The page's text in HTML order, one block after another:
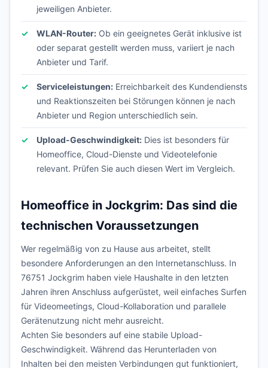
jeweiligen Anbieter.
WLAN-Router: Ob ein geeignetes Gerät inklusive ist
oder separat gestellt werden muss, variiert je nach
Anbieter und Tarif.
Serviceleistungen: Erreichbarkeit des Kundendiensts
und Reaktionszeiten bei Störungen können je nach
Anbieter und Region unterschiedlich sein.
Upload-Geschwindigkeit: Dies ist besonders für
Homeoffice, Cloud-Dienste und Videotelefonie
relevant. Prüfen Sie auch diesen Wert im Vergleich.
Homeoffice in Jockgrim: Das sind die
technischen Voraussetzungen
Wer regelmäßig von zu Hause aus arbeitet, stellt
besondere Anforderungen an den Internetanschluss. In
76751 Jockgrim haben viele Haushalte in den letzten
Jahren ihren Anschluss aufgerüstet, weil einfaches Surfen
für Videomeetings, Cloud-Kollaboration und parallele
Gerätenutzung nicht mehr ausreicht.
Achten Sie besonders auf eine stabile Upload-
Geschwindigkeit. Während das Herunterladen von
Inhalten bei den meisten Verbindungen gut funktioniert,